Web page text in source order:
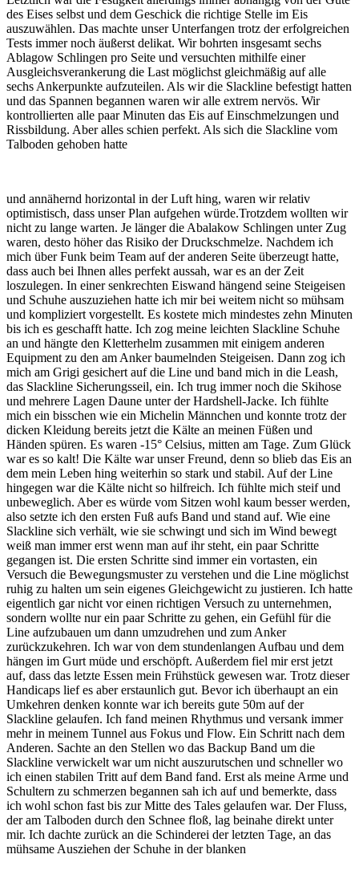
des Eises selbst und dem Geschick die richtige Stelle im Eis
auszuwählen. Das machte unser Unterfangen trotz der erfolgreichen
Tests immer noch äußerst delikat. Wir bohrten insgesamt sechs
Ablagow Schlingen pro Seite und versuchten mithilfe einer
Ausgleichsverankerung die Last möglichst gleichmäßig auf alle
sechs Ankerpunkte aufzuteilen. Als wir die Slackline befestigt hatten
und das Spannen begannen waren wir alle extrem nervös. Wir
kontrollierten alle paar Minuten das Eis auf Einschmelzungen und
Rissbildung. Aber alles schien perfekt. Als sich die Slackline vom
Talboden gehoben hatte
und annähernd horizontal in der Luft hing, waren wir relativ
optimistisch, dass unser Plan aufgehen würde.Trotzdem wollten wir
nicht zu lange warten. Je länger die Abalakow Schlingen unter Zug
waren, desto höher das Risiko der Druckschmelze. Nachdem ich
mich über Funk beim Team auf der anderen Seite überzeugt hatte,
dass auch bei Ihnen alles perfekt aussah, war es an der Zeit
loszulegen. In einer senkrechten Eiswand hängend seine Steigeisen
und Schuhe auszuziehen hatte ich mir bei weitem nicht so mühsam
und kompliziert vorgestellt. Es kostete mich mindestes zehn Minuten
bis ich es geschafft hatte. Ich zog meine leichten Slackline Schuhe
an und hängte den Kletterhelm zusammen mit einigem anderen
Equipment zu den am Anker baumelnden Steigeisen. Dann zog ich
mich am Grigi gesichert auf die Line und band mich in die Leash,
das Slackline Sicherungsseil, ein. Ich trug immer noch die Skihose
und mehrere Lagen Daune unter der Hardshell-Jacke. Ich fühlte
mich ein bisschen wie ein Michelin Männchen und konnte trotz der
dicken Kleidung bereits jetzt die Kälte an meinen Füßen und
Händen spüren. Es waren -15° Celsius, mitten am Tage. Zum Glück
war es so kalt! Die Kälte war unser Freund, denn so blieb das Eis an
dem mein Leben hing weiterhin so stark und stabil. Auf der Line
hingegen war die Kälte nicht so hilfreich. Ich fühlte mich steif und
unbeweglich. Aber es würde vom Sitzen wohl kaum besser werden,
also setzte ich den ersten Fuß aufs Band und stand auf. Wie eine
Slackline sich verhält, wie sie schwingt und sich im Wind bewegt
weiß man immer erst wenn man auf ihr steht, ein paar Schritte
gegangen ist. Die ersten Schritte sind immer ein vortasten, ein
Versuch die Bewegungsmuster zu verstehen und die Line möglichst
ruhig zu halten um sein eigenes Gleichgewicht zu justieren. Ich hatte
eigentlich gar nicht vor einen richtigen Versuch zu unternehmen,
sondern wollte nur ein paar Schritte zu gehen, ein Gefühl für die
Line aufzubauen um dann umzudrehen und zum Anker
zurückzukehren. Ich war von dem stundenlangen Aufbau und dem
hängen im Gurt müde und erschöpft. Außerdem fiel mir erst jetzt
auf, dass das letzte Essen mein Frühstück gewesen war. Trotz dieser
Handicaps lief es aber erstaunlich gut. Bevor ich überhaupt an ein
Umkehren denken konnte war ich bereits gute 50m auf der
Slackline gelaufen. Ich fand meinen Rhythmus und versank immer
mehr in meinem Tunnel aus Fokus und Flow. Ein Schritt nach dem
Anderen. Sachte an den Stellen wo das Backup Band um die
Slackline verwickelt war um nicht auszurutschen und schneller wo
ich einen stabilen Tritt auf dem Band fand. Erst als meine Arme und
Schultern zu schmerzen begannen sah ich auf und bemerkte, dass
ich wohl schon fast bis zur Mitte des Tales gelaufen war. Der Fluss,
der am Talboden durch den Schnee floß, lag beinahe direkt unter
mir. Ich dachte zurück an die Schinderei der letzten Tage, an das
mühsame Ausziehen der Schuhe in der blanken